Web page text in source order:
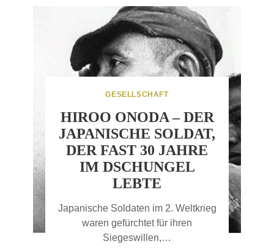
GESELLSCHAFT
HIROO ONODA – DER
JAPANISCHE SOLDAT,
DER FAST 30 JAHRE
IM DSCHUNGEL
LEBTE
Japanische Soldaten im 2. Weltkrieg
waren gefürchtet für ihren
Siegeswillen,…